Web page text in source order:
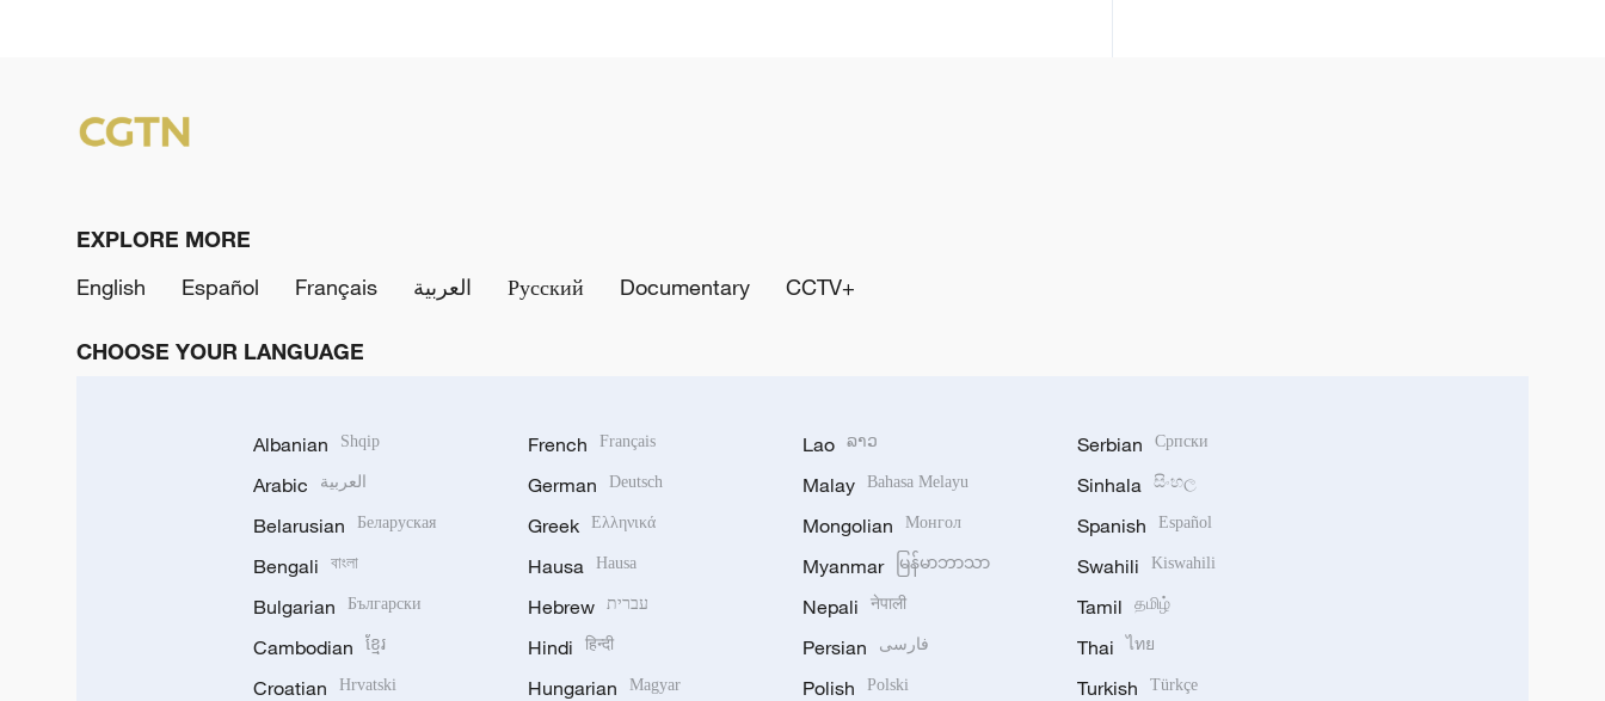
EXPLORE MORE
English
Español Français العربية Русский Documentary CCTV+
CHOOSE YOUR LANGUAGE
Albanian Shqip
Arabic العربية
Belarusian Беларуская
Bengali বাংলা
Bulgarian Български
Cambodian ខ្មែរ
Croatian Hrvatski
French Français
German Deutsch
Greek Ελληνικά
Hausa Hausa
Hebrew עברית
Hindi हिन्दी
Hungarian Magyar
Lao ລາວ
Malay Bahasa Melayu
Mongolian Монгол
Myanmar မြန်မာဘာသာ
Nepali नेपाली
Persian فارسی
Polish Polski
Serbian Српски
Sinhala සිංහල
Spanish Español
Swahili Kiswahili
Tamil தமிழ்
Thai ไทย
Turkish Türkçe